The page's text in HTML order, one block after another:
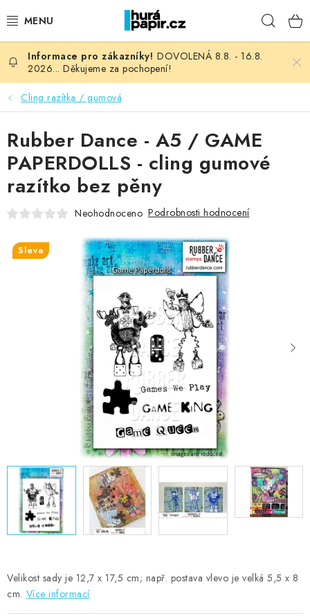
na
NOVINKY
HURÁ DÍLNA
VŠECHNO ZBOŽÍ
KNIHAŘSKÝ MATERIÁL
OBLÍBENÉ ♥️
FOTORECENZE
MOJE OBJEDNÁVKA
Kontakty Moje objednávka
Oblíbené ♥️
Hodnocení obchodu
Obchodní podmínky
Podmínky ochrany osobních údajů
Ověřování recenzí
DOVOLENÁ 8.8. - 16.8.
2026... Děkujeme za pochopení!
Cling razítka / gumová
Velikost sady je 12,7 x 17,5 cm; např. postava vlevo je velká 5,5 x 8
cm. Více informací
Rubber Dance - A5 / GAME
PAPERDOLLS - cling gumové
razítko bez pěny
Neohodnoceno Podrobnosti hodnocení
Sleva